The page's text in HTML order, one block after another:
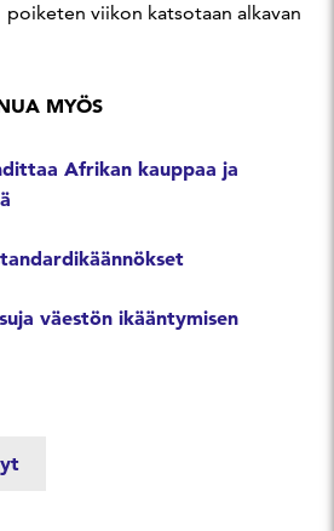
poiketen viikon katsotaan alkavan
MYÖS
Afrikan kauppaa ja
väestön ikääntymisen